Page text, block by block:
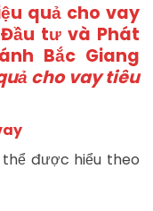
quả cho vay
tư và Phát
Bắc Giang
cho vay tiêu
được hiểu theo